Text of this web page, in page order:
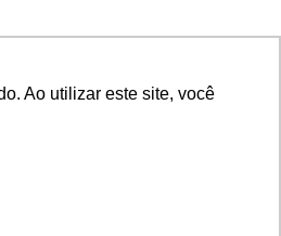
Ao utilizar este site, você